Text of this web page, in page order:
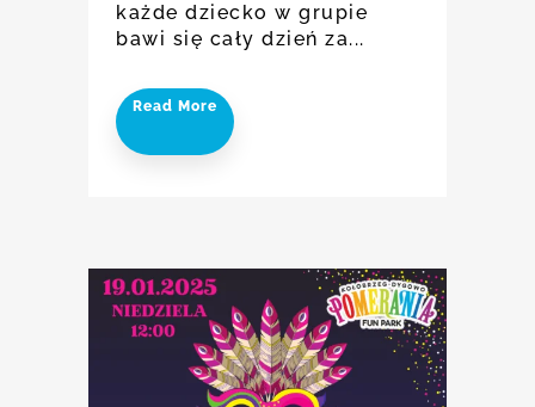
każde dziecko w grupie
bawi się cały dzień za...
Read More